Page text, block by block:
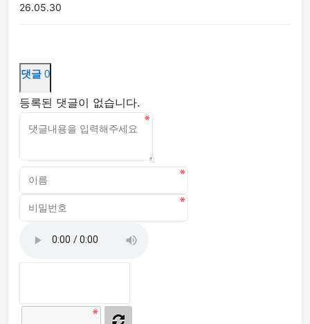
26.05.30
댓글 0
등록된 댓글이 없습니다.